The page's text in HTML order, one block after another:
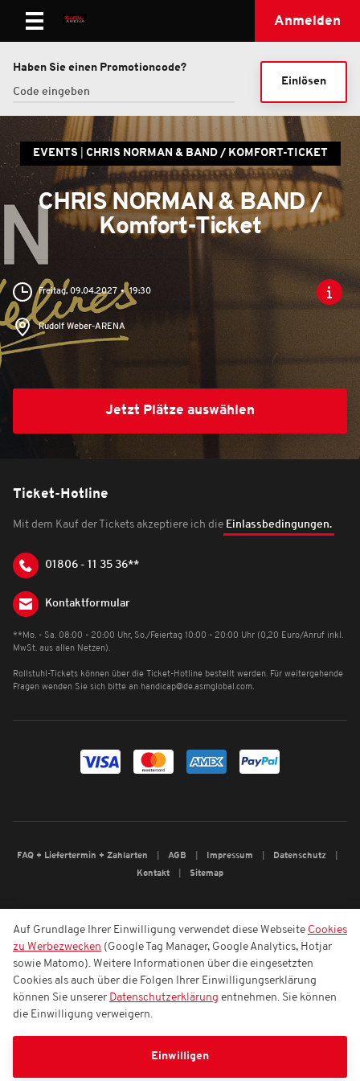
Anmelden
Haben Sie einen Promotioncode?
Einlösen
EVENTS CHRIS NORMAN & BAND / KOMFORT-TICKET
CHRIS NORMAN & BAND /
Komfort-Ticket
Freitag, 09.04.2027 19:30
Rudolf Weber-ARENA
Jetzt Plätze auswählen
Ticket-Hotline
Mit dem Kauf der Tickets akzeptiere ich die Einlassbedingungen.
01806 - 11 35 36**
Kontaktformular
**Mo. - Sa. 08:00 - 20:00 Uhr, So./Feiertag 10:00 - 20:00 Uhr (0,20 Euro/Anruf inkl.
MwSt. aus allen Netzen).
Rollstuhl-Tickets können über die Ticket-Hotline bestellt werden. Für weitergehende
Fragen wenden Sie sich bitte an handicap@de.asmglobal.com.
FAQ + Liefertermin + Zahlarten AGB Impressum
Datenschutz
Kontakt
Sitemap
Auf Grundlage Ihrer Einwilligung verwendet diese Webseite Cookies
zu Werbezwecken (Google Tag Manager, Google Analytics, Hotjar
sowie Matomo). Weitere Informationen über die eingesetzten
Cookies als auch über die Folgen Ihrer Einwilligungserklärung
können Sie unserer Datenschutzerklärung entnehmen. Sie können
die Einwilligung verweigern.
Einwilligen